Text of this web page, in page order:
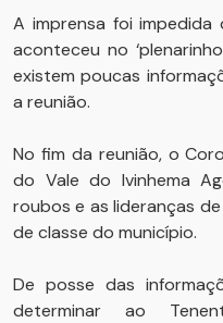
A imprensa foi impedida
aconteceu no
existem poucas
a reunião.
No fim da reunião, o
do Vale do Ivinhema
roubos e as lideranças
de classe do município.
De posse das
determinar ao